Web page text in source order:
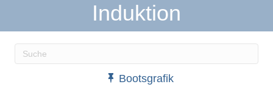
Induktion
Wenn die Ergebnisse der automatischen
Bootsgrafik